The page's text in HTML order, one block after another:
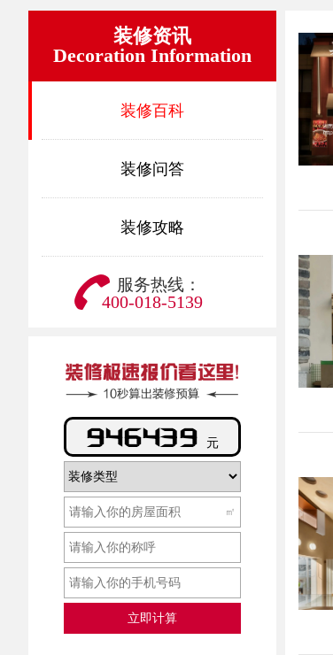
装修资讯
Decoration Information
装修百科
装修问答
装修攻略
服务热线：
400-018-5139
626576 元
㎡